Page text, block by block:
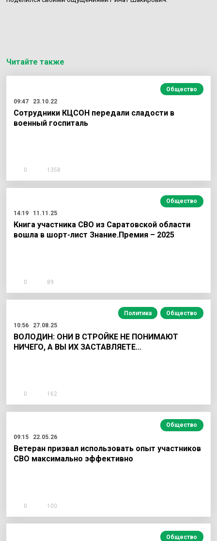
Читайте также
Общество
09:47
23.10.22
Сотрудники КЦСОН передали сладости в
военный госпиталь
0 1358
Общество
14:19
11.11.25
Книга участника СВО из Саратовской области
вошла в шорт-лист Знание.Премия – 2025
0 89
Политика
Общество
10:56
27.08.25
ВОЛОДИН: ОНИ В СТРОЙКЕ НЕ ПОНИМАЮТ
НИЧЕГО, А ВЫ ИХ ЗАСТАВЛЯЕТЕ...
0 162
Общество
09:15
22.05.26
Ветеран призвал использовать опыт участников
СВО максимально эффективно
0 100
Общество